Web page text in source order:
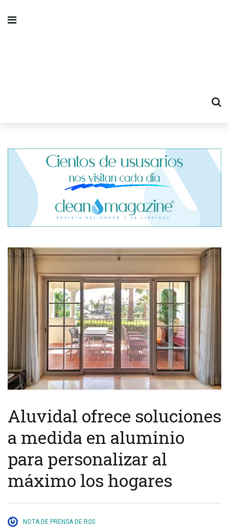
Aluvidal ofrece soluciones
a medida en aluminio
para personalizar al
máximo los hogares
NOTA DE PRENSA DE RSS